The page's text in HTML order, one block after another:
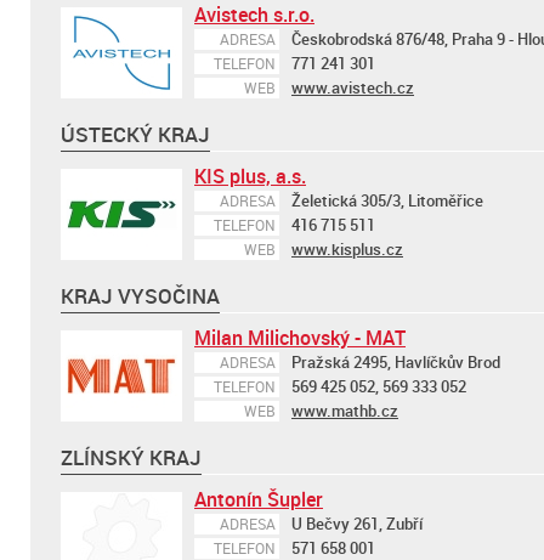
Avistech s.r.o.
ADRESA Českobrodská 876/48, Praha 9 -
TELEFON 771 241 301
WEB www.avistech.cz
ÚSTECKÝ KRAJ
KIS plus, a.s.
ADRESA Želetická 305/3, Litoměřice
TELEFON 416 715 511
WEB www.kisplus.cz
KRAJ VYSOČINA
Milan Milichovský - MAT
ADRESA Pražská 2495, Havlíčkův Brod
TELEFON 569 425 052, 569 333 052
WEB www.mathb.cz
ZLÍNSKÝ KRAJ
Antonín Šupler
ADRESA U Bečvy 261, Zubří
TELEFON 571 658 001